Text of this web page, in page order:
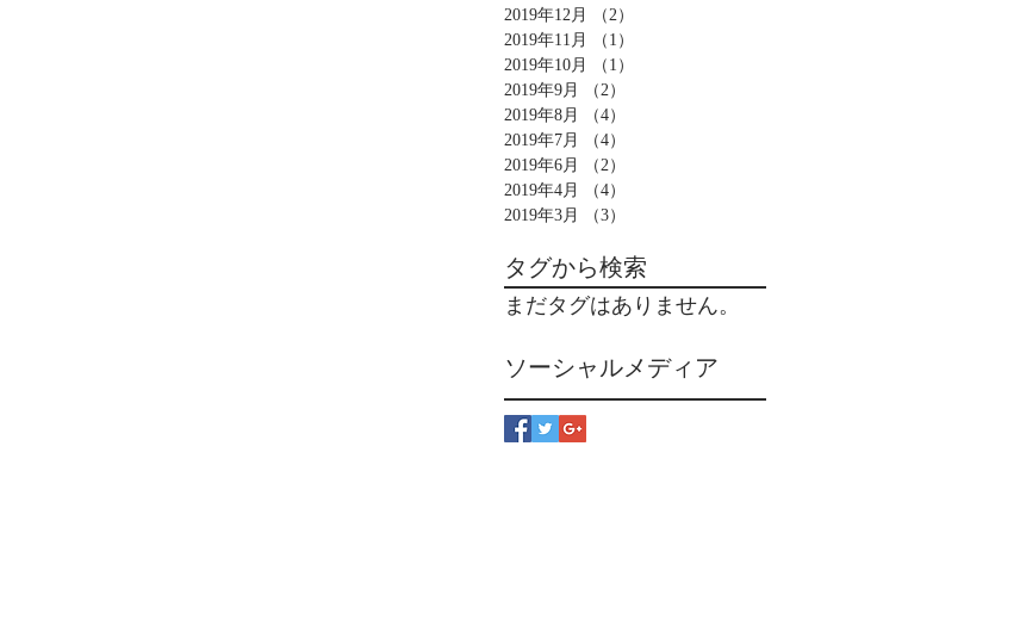
2019年12月
（2）
2019年11月
（1）
2019年10月
（1）
2019年9月
（2）
2019年8月
（4）
2019年7月
（4）
2019年6月
（2）
2019年4月
（4）
2019年3月
（3）
タグから検索
まだタグはありません。
ソーシャルメディア